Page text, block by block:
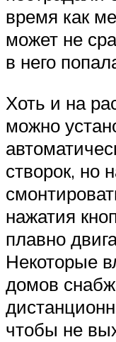
время как
может не
в него
Хоть и на
можно
створок, но
нажатия
плавно
Некоторые
домов
чтобы не